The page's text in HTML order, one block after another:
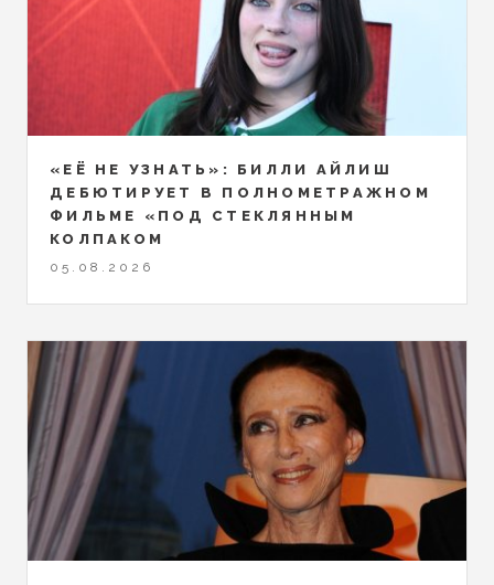
«ЕЁ НЕ УЗНАТЬ»: БИЛЛИ АЙЛИШ
ДЕБЮТИРУЕТ В ПОЛНОМЕТРАЖНОМ
ФИЛЬМЕ «ПОД СТЕКЛЯННЫМ
КОЛПАКОМ
05.08.2026